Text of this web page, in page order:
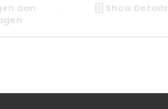
aan
Show Details